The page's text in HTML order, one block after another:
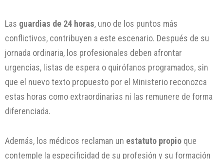
Las guardias de 24 horas, uno de los puntos más
conflictivos, contribuyen a este escenario. Después de su
jornada ordinaria, los profesionales deben afrontar
urgencias, listas de espera o quirófanos programados, sin
que el nuevo texto propuesto por el Ministerio reconozca
estas horas como extraordinarias ni las remunere de forma
diferenciada.
Además, los médicos reclaman un estatuto propio que
contemple la especificidad de su profesión y su formación